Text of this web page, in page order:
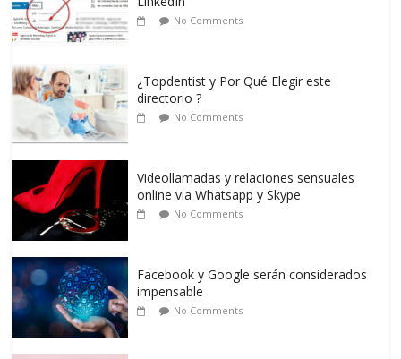
No Comments
¿Topdentist y Por Qué Elegir este
directorio ?
No Comments
Videollamadas y relaciones sensuales
online via Whatsapp y Skype
No Comments
Facebook y Google serán considerados
impensable
No Comments